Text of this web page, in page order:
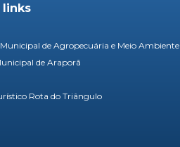
links
de Agropecuária e Meio Ambiente
de Araporã
Rota do Triângulo